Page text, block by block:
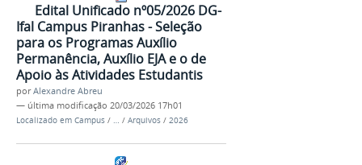
Edital Unificado nº05/2026 DG-
Ifal Campus Piranhas - Seleção
para os Programas Auxílio
Permanência, Auxílio EJA e o de
Apoio às Atividades Estudantis
porAlexandre Abreu
— última modificação 20/03/2026 17h01
Localizado em Campus / … / Arquivos / 2026